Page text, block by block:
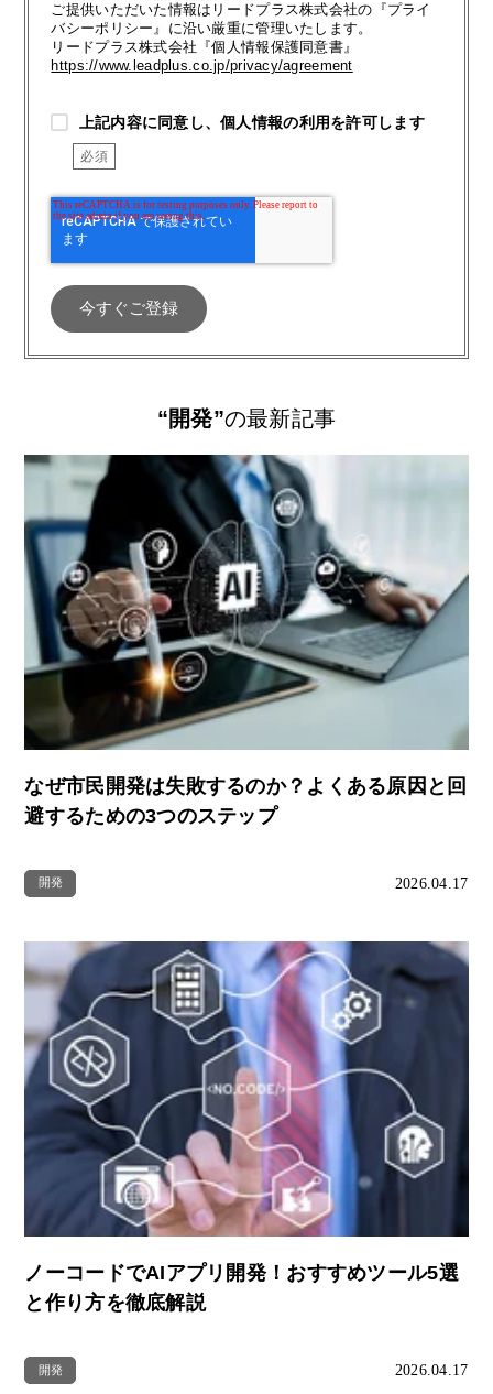
ご提供いただいた情報はリードプラス株式会社の『プライ
バシーポリシー』に沿い厳重に管理いたします。
リードプラス株式会社『個人情報保護同意書』
https://www.leadplus.co.jp/privacy/agreement
上記内容に同意し、個人情報の利用を許可します
“開発”の最新記事
なぜ市民開発は失敗するのか？よくある原因と回
避するための3つのステップ
開発 2026.04.17
ノーコードでAIアプリ開発！おすすめツール5選
と作り方を徹底解説
開発 2026.04.17